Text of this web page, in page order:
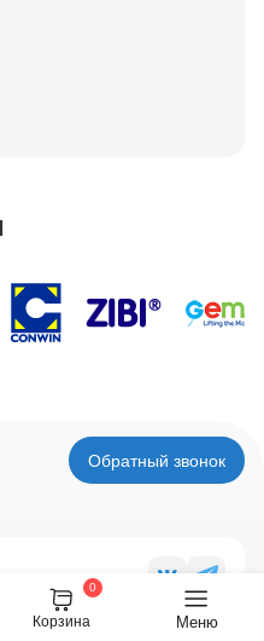
Корзина
0
Меню
Обратный звонок